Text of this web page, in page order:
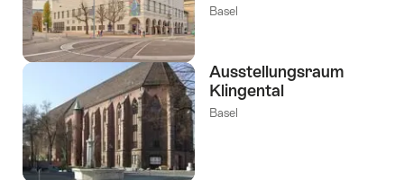
Basel
Ausstellungsraum
Klingental
Basel